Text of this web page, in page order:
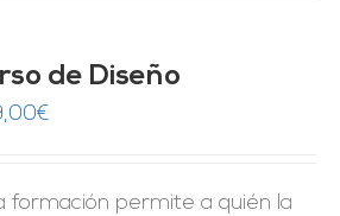
de Diseño
€
formación permite a quién la